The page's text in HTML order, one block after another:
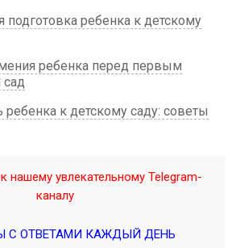
ребенка к детскому
ребенка перед первым
сад
ребенка к детскому саду: советы
нашему увлекательному Telegram-
каналу
С ОТВЕТАМИ КАЖДЫЙ ДЕНЬ